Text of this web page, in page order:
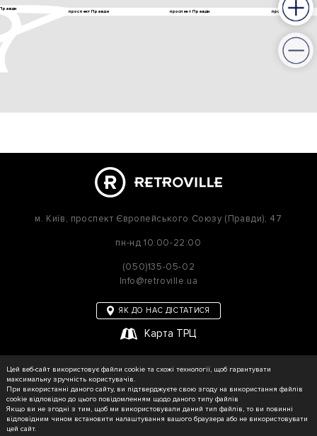
м. Київ, проспект Європейського Союзу (Правди), 47
пн-нд 10:00-22:00
(050)135-05-02
Info@retroville.ua
ЯК ДО НАС ДІСТАТИСЯ
Карта ТРЦ
© RETROVILLE, 2026 Усі права захищені
Цей веб-сайт використовує файли cookie та схожі технології, щоб гарантувати
максимальну зручність користувачів.
При використанні даного сайту, ви підтверджуєте свою згоду на використання файлів
cookie відповідно до цього повідомленням щодо даного типу файлів
Якщо ви не згодні з тим, щоб ми використовували даний тип файлів, то ви повинні
відповідним чином встановити налаштування вашого браузера або не використовувати
цей сайт.